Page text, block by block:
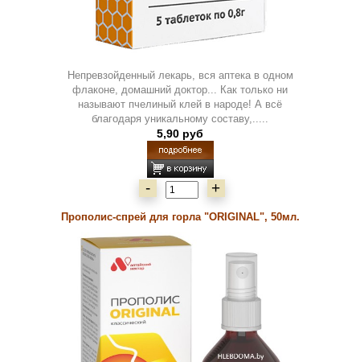
Непревзойденный лекарь, вся аптека в одном
флаконе, домашний доктор... Как только ни
называют пчелиный клей в народе! А всё
благодаря уникальному составу,.....
5,90 руб
- +
Прополис-спрей для горла "ORIGINAL", 50мл.